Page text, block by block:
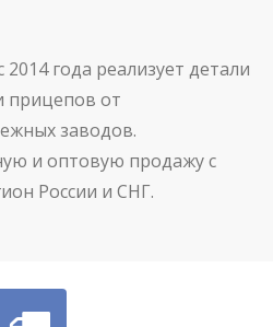
года реализует детали
прицепов от
заводов.
и оптовую продажу с
России и СНГ.